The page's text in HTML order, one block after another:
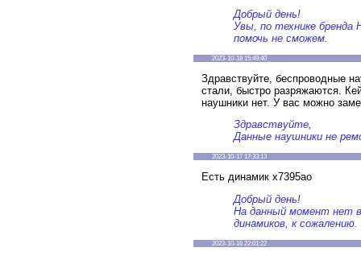
Добрый день!
Увы, по технике бренда
помочь не сможем.
2023-10-18 15:49:40
Здравствуйте, беспроводные
стали, быстро разряжаются.
наушники нет. У вас можно
Здравствуйте,
Данные наушники не
2023-10-17 17:33:13
Есть динамик x7395ao
Добрый день!
На данный момент нет
динамиков, к сожалению.
2023-10-16 22:01:22